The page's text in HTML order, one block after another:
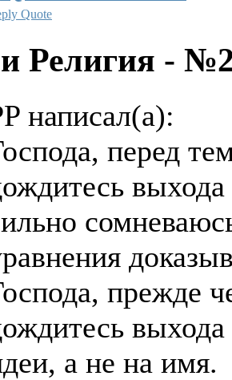
Quote
Религия -
написал(а):
перед
прежде
а не на имя.